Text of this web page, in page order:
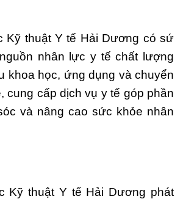
Kỹ thuật Y tế Hải Dương có sứ
nhân lực y tế chất lượng
khoa học, ứng dụng và chuyển
cung cấp dịch vụ y tế góp phần
và nâng cao sức khỏe nhân
Kỹ thuật Y tế Hải Dương phát